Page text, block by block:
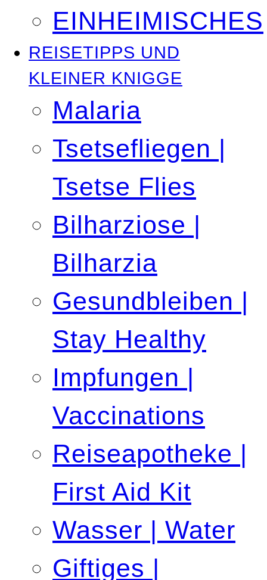
EINHEIMISCHES
REISETIPPS UND
KLEINER KNIGGE
Malaria
Tsetsefliegen |
Tsetse Flies
Bilharziose |
Bilharzia
Gesundbleiben |
Stay Healthy
Impfungen |
Vaccinations
Reiseapotheke |
First Aid Kit
Wasser | Water
Giftiges |